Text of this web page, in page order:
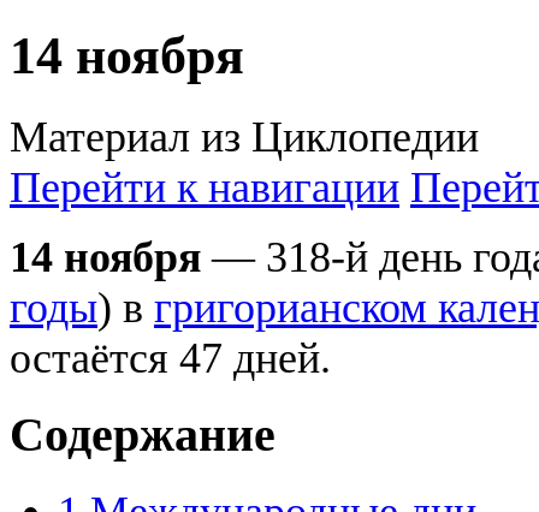
14 ноября
Материал из Циклопедии
Перейти к навигации
14 ноября — 318-й день
годы) в григорианском
остаётся 47 дней.
Содержание